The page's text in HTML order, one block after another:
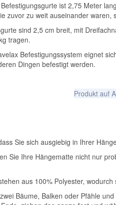
ist 2,75 Meter
zuvor zu weit auseinander waren,
sind 2,5 cm breit, mit
tragen.
Befestigungssystem eignet
Dingen befestigt werden.
Produkt auf
Sie sich ausgiebig in Ihrer
Sie Ihre Hängematte nicht nur
aus 100% Polyester,
Bäume, Balken oder Pfähle